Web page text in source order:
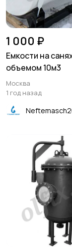
1 000 ₽
Емкости на
объемом 10м3
Москва
1 год назад